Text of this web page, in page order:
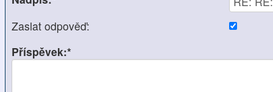
Zaslat odpověď:
Příspěvek:*